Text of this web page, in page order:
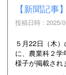
【新聞記
投稿日時 : 2025/
５月22日（木
に、農業科２学
様子が掲載され